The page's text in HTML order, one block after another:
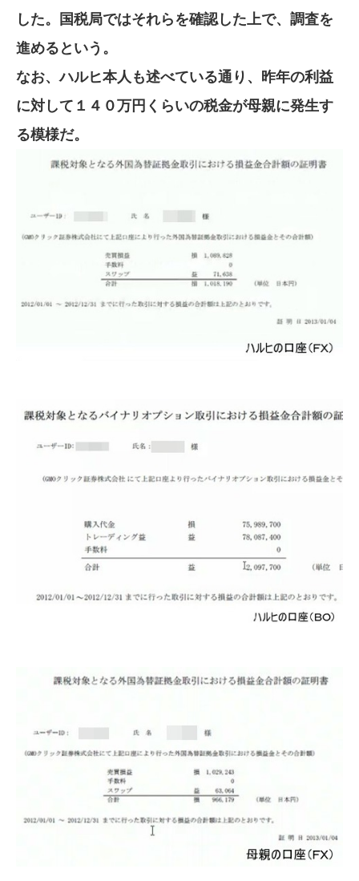
した。国税局ではそれらを確認した上で、調査を
進めるという。
なお、ハルヒ本人も述べている通り、昨年の利益
に対して１４０万円くらいの税金が母親に発生す
る模様だ。